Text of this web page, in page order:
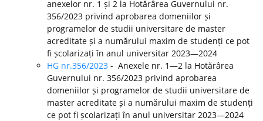
anexelor nr. 1 și 2 la Hotărârea Guvernului nr.
356/2023 privind aprobarea domeniilor și
programelor de studii universitare de master
acreditate și a numărului maxim de studenți ce pot
fi școlarizați în anul universitar 2023—2024
HG nr.356/2023 - Anexele nr. 1—2 la Hotărârea
Guvernului nr. 356/2023 privind aprobarea
domeniilor și programelor de studii universitare de
master acreditate și a numărului maxim de studenți
ce pot fi școlarizați în anul universitar 2023—2024